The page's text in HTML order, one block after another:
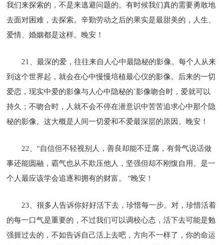
我们来探索的，不是来逃避问题的。有时候我们真的需要勇敢地
去面对困难，去探索。辛勤劳动之后的果实是最甜美的，人生、
爱情、婚姻都是这样。晚安！
21、最深的爱，往往来自人心中最隐秘的影像。每个人从来
到这个世界起，就会在心中慢慢培植最心仪的影像。后来的一切
爱恋，现实中爱的影像与人心中隐秘的`影像吻合时，爱就可以
持久；不吻合时，人就不会不停在潜意识中苦苦追求心中那个隐
秘的影像。这大概是人间一切爱和不爱最深层的原因。晚安！
22、"自信但不轻视别人，善良却能不迂腐，有骨气说话做
事还能圆融，霸气也从不欺压他人，坚强但却不刚愎自用。是一
个人最应该学会追逐和拥有的财富。 "晚安！
23、很多人告诉你好好活下去，珍惜每一步。对，珍惜活着
的每一口气是重要的，不过我们可以调校心态，活下去可能是勉
强捱过去的，不如告诉自己活上去吧，方向不一样了，你的命运